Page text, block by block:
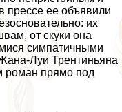
прессе ее объявили
их
от скуки она
симпатичными
Луи Трентиньяна
роман прямо под